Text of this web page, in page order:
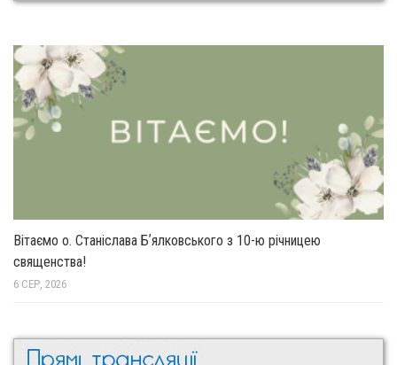
Вітаємо о. Станіслава Бʼялковського з 10-ю річницею
священства!
6 СЕР, 2026